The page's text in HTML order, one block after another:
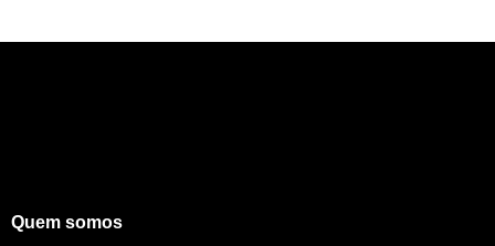
Quem somos